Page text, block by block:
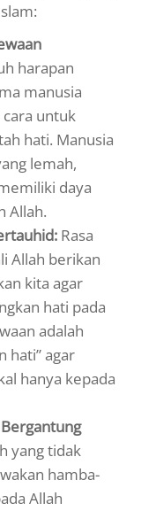
harapan
manusia
cara untuk
hati. Manusia
lemah,
daya
Allah.
Rasa
Allah berikan
kita agar
hati pada
adalah
hati” agar
hanya kepada
yang tidak
hamba-
Allah